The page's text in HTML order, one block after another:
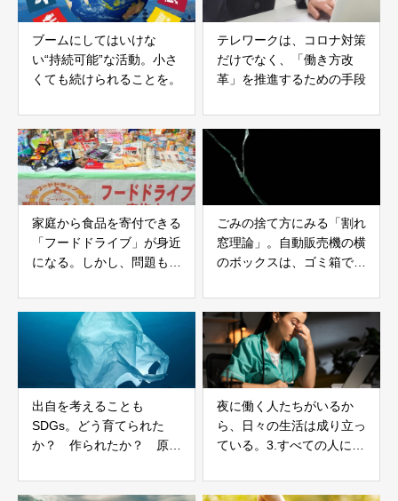
ブームにしてはいけな
い“持続可能”な活動。小さ
くても続けられることを。
テレワークは、コロナ対策
だけでなく、「働き方改
革」を推進するための手段
家庭から食品を寄付できる
「フードドライブ」が身近
になる。しかし、問題もあ
ごみの捨て方にみる「割れ
窓理論」。自動販売機の横
のボックスは、ゴミ箱では
出自を考えることも
SDGs。どう育てられた
か？ 作られたか？ 原料
ば卵。
夜に働く人たちがいるか
ら、日々の生活は成り立っ
ている。3.すべての人に健